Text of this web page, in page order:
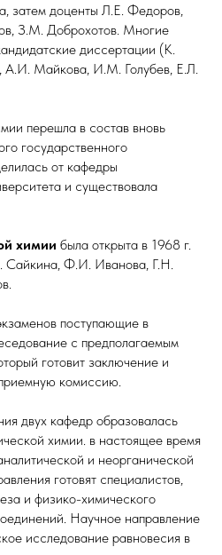
затем доценты Л.Е. Федоров,
З.М. Доброхотов. Многие
диссертации (К.
А.И. Майкова, И.М. Голубев, Е.Л.
перешла в состав вновь
государственного
от кафедры
и существовала
химии была открыта в 1968 г.
Сайкина, Ф.И. Иванова, Г.Н.
поступающие в
с предполагаемым
готовит заключение и
комиссию.
двух кафедр образовалась
химии. в настоящее время
и неорганической
готовят специалистов,
и физико-химического
Научное направление
исследование равновесия в